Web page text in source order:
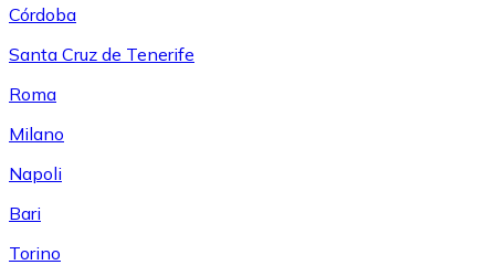
Córdoba
Santa Cruz de Tenerife
Roma
Milano
Napoli
Bari
Torino